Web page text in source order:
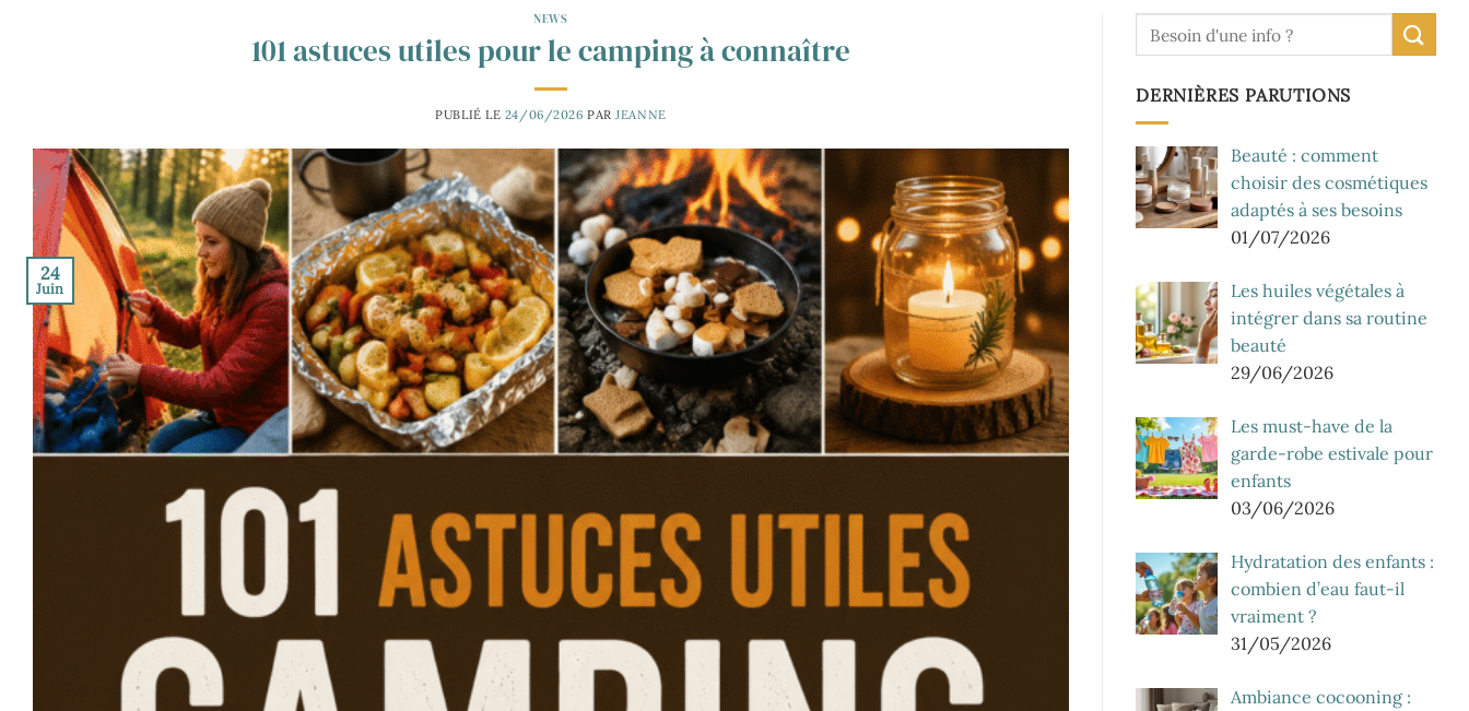
NEWS
101 astuces utiles pour le camping à connaître
PUBLIÉ LE 24/06/2026 PAR JEANNE
24
Juin
DERNIÈRES PARUTIONS
Beauté : comment
choisir des cosmétiques
adaptés à ses besoins
01/07/2026
Les huiles végétales à
intégrer dans sa routine
beauté
29/06/2026
Les must-have de la
garde-robe estivale pour
enfants
03/06/2026
Hydratation des enfants :
combien d’eau faut-il
vraiment ?
31/05/2026
Ambiance cocooning :